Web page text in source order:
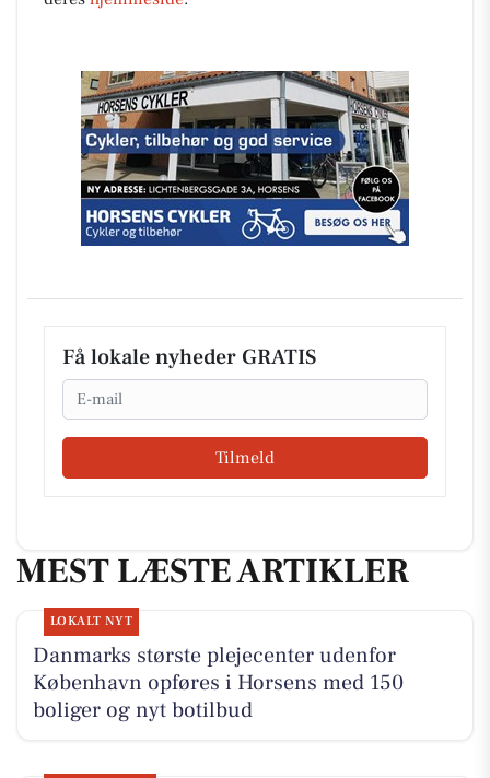
Få lokale nyheder GRATIS
Email
Tilmeld
MEST LÆSTE ARTIKLER
LOKALT NYT
Danmarks største plejecenter udenfor
København opføres i Horsens med 150
boliger og nyt botilbud